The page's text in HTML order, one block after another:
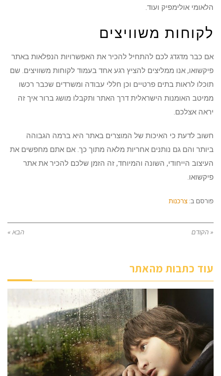
הלאומי אולימפיק ועוד.
לקוחות משוויצים
אם כבר מדגדג לכם להתחיל להכיר את האפשרויות הנפלאות באתר
פיקשואו, אנו ממליצים להציץ רגע אחד בעמוד לקוחות משוויצים. שם
תוכלו לראות בתים פרטיים וכן חללי עבודה ומשרדים שכבר רכשו
ממיטב האומנות הישראלית דרך האתר ותקבלו מושג ברור איך זה
יראה אצלכם.
חשוב לדעת כי האיכות של המוצרים באתר היא ברמה הגבוהה
ביותר והם גם נותנים אחריות מלאה מתוך כך. אם אתם מחפשים את
העיצוב הייחודי, השונה והמיוחד, זה הזמן שלכם להכיר את אתר
פיקשואו.
פורסם ב: צרכנות
« הקודם הבא »
עוד כתבות מהאתר